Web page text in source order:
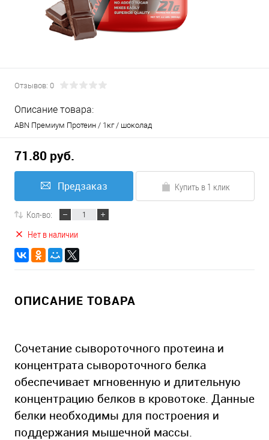
Отзывов: 0
Описание товара:
ABN Премиум Протеин / 1кг / шоколад
71.80 руб.
Предзаказ Купить в 1 клик
Кол-во:
Нет в наличии
ОПИСАНИЕ ТОВАРА
Сочетание сывороточного протеина и
концентрата сывороточного белка
обеспечивает мгновенную и длительную
концентрацию белков в кровотоке. Данные
белки необходимы для построения и
поддержания мышечной массы.